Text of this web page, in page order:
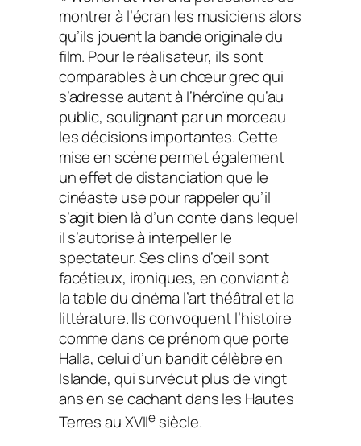
montrer à l’écran les musiciens alors
qu’ils jouent la bande originale du
film. Pour le réalisateur, ils sont
comparables à un chœur grec qui
s’adresse autant à l’héroïne qu’au
public, soulignant par un morceau
les décisions importantes. Cette
mise en scène permet également
un effet de distanciation que le
cinéaste use pour rappeler qu’il
s’agit bien là d’un conte dans lequel
il s’autorise à interpeller le
spectateur. Ses clins d’œil sont
facétieux, ironiques, en conviant à
la table du cinéma l’art théâtral et la
littérature. Ils convoquent l’histoire
comme dans ce prénom que porte
Halla, celui d’un bandit célèbre en
Islande, qui survécut plus de vingt
ans en se cachant dans les Hautes
Terres au XVIIe siècle.